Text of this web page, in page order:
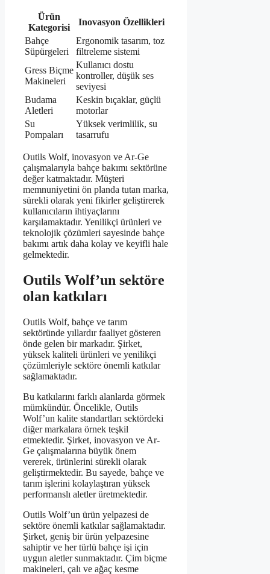
Ürün
Kategorisi
Inovasyon Özellikleri
Bahçe
Süpürgeleri
Ergonomik tasarım, toz
filtreleme sistemi
Gress Biçme
Makineleri
Kullanıcı dostu
kontroller, düşük ses
seviyesi
Budama
Aletleri
Keskin bıçaklar, güçlü
motorlar
Su
Pompaları
Yüksek verimlilik, su
tasarrufu
Outils Wolf, inovasyon ve Ar-Ge
çalışmalarıyla bahçe bakımı sektörüne
değer katmaktadır. Müşteri
memnuniyetini ön planda tutan marka,
sürekli olarak yeni fikirler geliştirerek
kullanıcıların ihtiyaçlarını
karşılamaktadır. Yenilikçi ürünleri ve
teknolojik çözümleri sayesinde bahçe
bakımı artık daha kolay ve keyifli hale
gelmektedir.
Outils Wolf’un sektöre
olan katkıları
Outils Wolf, bahçe ve tarım
sektöründe yıllardır faaliyet gösteren
önde gelen bir markadır. Şirket,
yüksek kaliteli ürünleri ve yenilikçi
çözümleriyle sektöre önemli katkılar
sağlamaktadır.
Bu katkılarını farklı alanlarda görmek
mümkündür. Öncelikle, Outils
Wolf’un kalite standartları sektördeki
diğer markalara örnek teşkil
etmektedir. Şirket, inovasyon ve Ar-
Ge çalışmalarına büyük önem
vererek, ürünlerini sürekli olarak
geliştirmektedir. Bu sayede, bahçe ve
tarım işlerini kolaylaştıran yüksek
performanslı aletler üretmektedir.
Outils Wolf’un ürün yelpazesi de
sektöre önemli katkılar sağlamaktadır.
Şirket, geniş bir ürün yelpazesine
sahiptir ve her türlü bahçe işi için
uygun aletler sunmaktadır. Çim biçme
makineleri, çalı ve ağaç kesme